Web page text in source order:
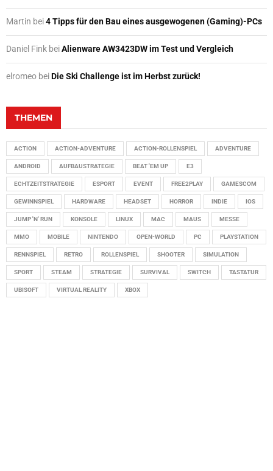
Martin bei4 Tipps für den Bau eines ausgewogenen (Gaming)-PCs
Daniel Fink beiAlienware AW3423DW im Test und Vergleich
elromeo beiDie Ski Challenge ist im Herbst zurück!
THEMEN
ACTION ACTION-ADVENTURE ACTION-ROLLENSPIEL ADVENTURE
ANDROID AUFBAUSTRATEGIE BEAT 'EM UP E3
ECHTZEITSTRATEGIE ESPORT EVENT FREE2PLAY GAMESCOM
GEWINNSPIEL HARDWARE HEADSET HORROR INDIE IOS
JUMP 'N' RUN KONSOLE LINUX MAC MAUS MESSE
MMO MOBILE NINTENDO OPEN-WORLD PC PLAYSTATION
RENNSPIEL RETRO ROLLENSPIEL SHOOTER SIMULATION
SPORT STEAM STRATEGIE SURVIVAL SWITCH TASTATUR
UBISOFT VIRTUAL REALITY XBOX